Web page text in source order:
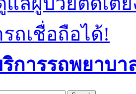
ถเชื่อถือได้!
การรถพยาบ